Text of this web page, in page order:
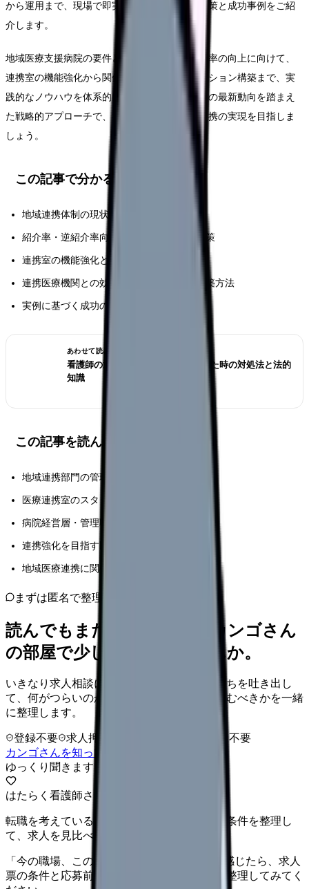
から運用まで、現場で即実践できる具体的な施策と成功事例をご紹
介します。
地域医療支援病院の要件として注目される紹介率の向上に向けて、
連携室の機能強化から関係医療機関とのリレーション構築まで、実
践的なノウハウを体系的に解説します。2025年の最新動向を踏まえ
た戦略的アプローチで、持続可能な地域医療連携の実現を目指しま
しょう。
この記事で分かること
地域連携体制の現状分析と評価方法
紹介率・逆紹介率向上のための具体的な施策
連携室の機能強化と効率的な運営手法
連携医療機関との効果的なリレーション構築方法
実例に基づく成功のポイントとノウハウ
あわせて読みたい
看護師の退職交渉術｜引き止められた時の対処法と法的
知識
この記事を読んでほしい人
地域連携部門の管理者・担当者の方
医療連携室のスタッフの方
病院経営層・管理職の方
連携強化を目指す医療機関の実務者の方
地域医療連携に関心のある医療従事者の方
まずは匿名で整理
読んでもまだ苦しいなら、カンゴさん
の部屋で少し話してみませんか。
いきなり求人相談には進みません。今の気持ちを吐き出し
て、何がつらいのか、辞めるべきか、少し休むべきかを一緒
に整理します。
登録不要 求人押し売りなし
病院名は入力不要
カンゴさんを知ってから相談する
ゆっくり聞きます
はたらく看護師さん 求人
転職を考えている看護師さんへ。まずは希望条件を整理し
て、求人を見比べられます。
「今の職場、このままでいいのかな...」そう感じたら、求人
票の条件と応募前に確認したい不安を分けて整理してみてく